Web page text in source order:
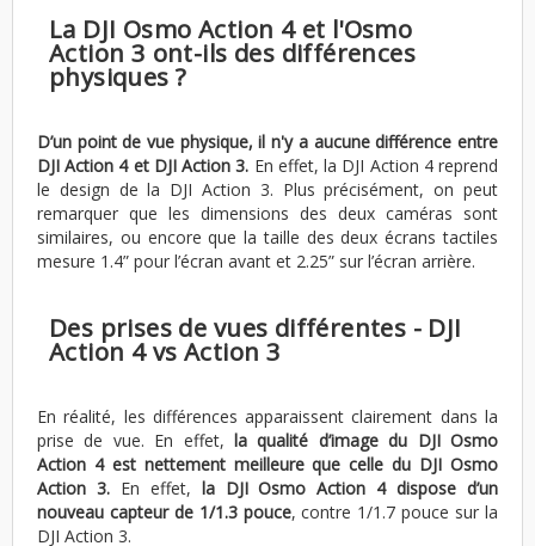
La DJI Osmo Action 4 et l'Osmo
Action 3 ont-ils des différences
physiques ?
D’un point de vue physique, il n'y a aucune différence entre
DJI Action 4 et DJI Action 3. En effet, la DJI Action 4 reprend
le design de la DJI Action 3. Plus précisément, on peut
remarquer que les dimensions des deux caméras sont
similaires, ou encore que la taille des deux écrans tactiles
mesure 1.4” pour l’écran avant et 2.25” sur l’écran arrière.
Des prises de vues différentes - DJI
Action 4 vs Action 3
En réalité, les différences apparaissent clairement dans la
prise de vue. En effet, la qualité d’image du DJI Osmo
Action 4 est nettement meilleure que celle du DJI Osmo
Action 3.En effet, la DJI Osmo Action 4 dispose d’un
nouveau capteur de 1/1.3 pouce, contre 1/1.7 pouce sur la
DJI Action 3.